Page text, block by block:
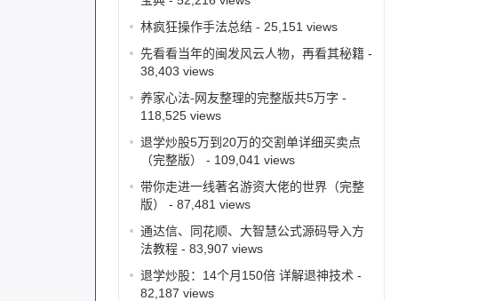
林疯狂操作手法总结- 25,151 views
先看看当年的闽发风云人物，再看其秘籍-
38,403 views
养家心法-网友整理的完整版共5万字 -
118,525 views
退学炒股5万到20万的交割单详细买卖点
（完整版）
- 109,041 views
带你走进一线著名游资大佬的世界（完整
版）
- 87,481 views
通达信、同花顺、大智慧公式源码导入方
法教程- 83,907 views
退学炒股：14个月150倍 详解退神技术 -
82,187 views